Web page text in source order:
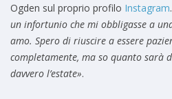
Ogden sul proprio profilo Instagram.
un infortunio che mi obbligasse a
amo. Spero di riuscire a essere
completamente, ma so quanto sarà
davvero l’estate».